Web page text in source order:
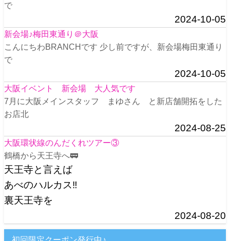
で
2024-10-05
新会場♪梅田東通り＠大阪
こんにちわBRANCHです 少し前ですが、新会場梅田東通り
で
2024-10-05
大阪イベント 新会場 大人気です
7月に大阪メインスタッフ まゆさん と新店舗開拓をした
お店北
2024-08-25
大阪環状線のんだくれツアー③
鶴橋から天王寺へ🚃
天王寺と言えば
あべのハルカス‼️
裏天王寺を
2024-08-20
初回限定クーポン発行中♪